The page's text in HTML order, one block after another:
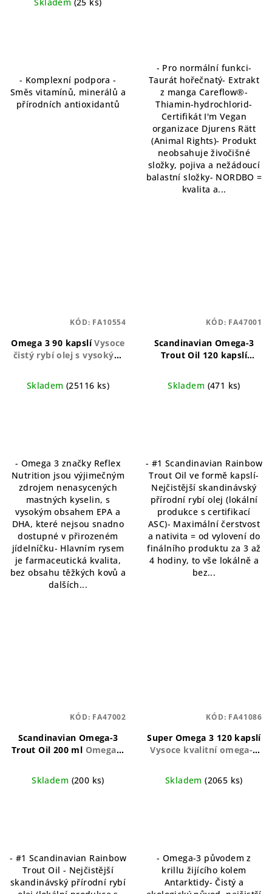
- Komplexní podpora -
Směs vitamínů, minerálů a
přírodních antioxidantů
- Pro normální funkci-
Taurát hořečnatý- Extrakt
z manga Careflow®-
Thiamin-hydrochlorid-
Certifikát I'm Vegan
organizace Djurens Rätt
(Animal Rights)- Produkt
neobsahuje živočišné
složky, pojiva a nežádoucí
balastní složky- NORDBO =
kvalita a...
Omega 3 90 kapslíVysoce
čistý rybí olej s vysokým
Skladem(25116 ks)
- Omega 3 značky Reflex
Nutrition jsou výjimečným
zdrojem nenasycených
mastných kyselin, s
vysokým obsahem EPA a
DHA, které nejsou snadno
dostupné v přirozeném
jídelníčku- Hlavním rysem
je farmaceutická kvalita,
bez obsahu těžkých kovů a
dalších...
KÓD: FA10554
Scandinavian Omega-3
Trout Oil 120 kapslí
Skladem (471 ks)
- #1 Scandinavian Rainbow
Trout Oil ve formě kapslí-
Nejčistější skandinávský
přírodní rybí olej (lokální
produkce s certifikací
ASC)- Maximální čerstvost
a nativita = od vylovení do
finálního produktu za 3 až
4 hodiny, to vše lokálně a
bez...
KÓD: FA47001
Scandinavian Omega-3
Trout Oil 200 ml Omega-3
pstruha
Skladem (200 ks)
- #1 Scandinavian Rainbow
Trout Oil - Nejčistější
skandinávský přírodní rybí
KÓD: FA47002
Super Omega 3 120 kapslí
Vysoce kvalitní omega-3
Skladem(2065 ks)
- Omega-3 původem z
krillu žijícího kolem
Antarktidy- Čistý a
KÓD: FA41086